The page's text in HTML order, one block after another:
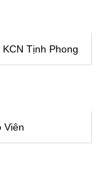
Tịnh Phong
Viên